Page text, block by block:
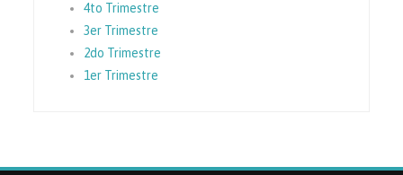
4to Trimestre
3er Trimestre
2do Trimestre
1er Trimestre